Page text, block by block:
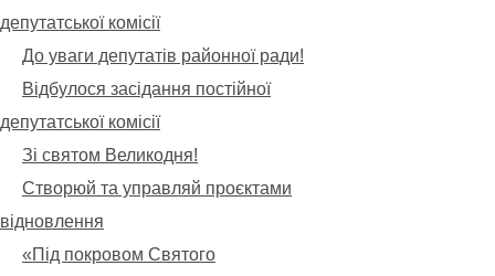
депутатської комісії
До уваги депутатів районної ради!
Відбулося засідання постійної
депутатської комісії
Зі святом Великодня!
Створюй та управляй проєктами
відновлення
«Під покровом Святого